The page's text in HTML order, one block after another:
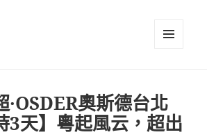
·OSDER奧斯德台北
3天】粵起風云，超出